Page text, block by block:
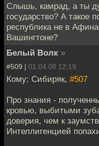
Слышь, камрад, а ты
государство? А такое
республика не в
Вашингтоне?
Белый Волк »
#509 | 01.04.08 12:19
Кому: Сибиряк, #507
Про знания -
кровью, выбитыми
доверия, чем к
Интеллигенцией